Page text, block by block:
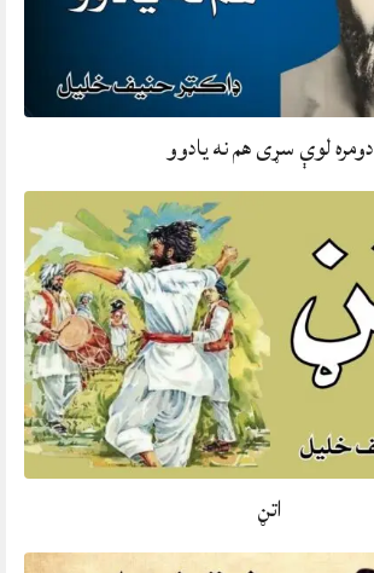
دومره لوې سړی هم نه يادوو
اتڼ